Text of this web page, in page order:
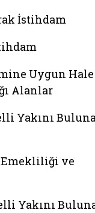
İstihdam
Uygun Hale
Alanlar
Yakını
Emekliliği ve
Yakını